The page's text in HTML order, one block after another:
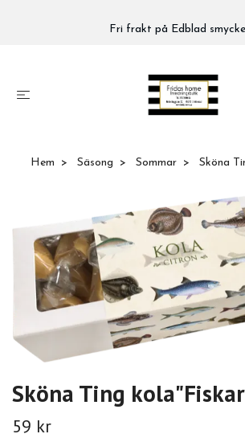
Fri frakt på Edblad
Hem Säsong Sommar Sköna
Sköna Ting
59 kr